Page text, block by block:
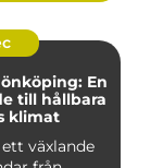
En
till hållbara
klimat
växlande